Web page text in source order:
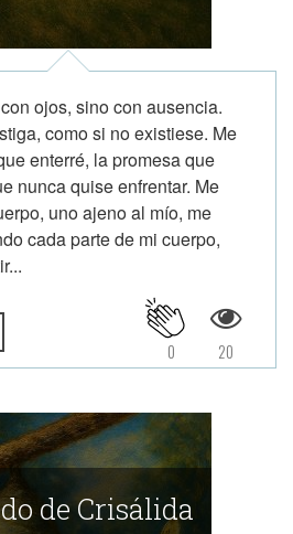
que abarca también
idiomas y la creación de
no solo escribe, sino que
y conecta a
por las letras. Su
se basa en la búsqueda
formas de expresión
de géneros que
de la imaginación.
como escritor,
su talento en
y blogs, siempre
el poder de las palabras
lista de proyectos
crece
lo que refleja su
por la escritura.
ojos, sino con ausencia.
como si no existiese. Me
enterré, la promesa que
nunca quise enfrentar. Me
uno ajeno al mío, me
cada parte de mi cuerpo,
20
0
de Crisálida